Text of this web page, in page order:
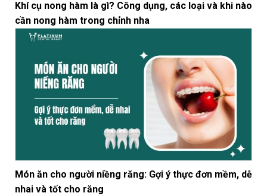
Khí cụ nong hàm là gì? Công dụng, các loại và khi nào
cần nong hàm trong chỉnh nha
Món ăn cho người niềng răng: Gợi ý thực đơn mềm, dễ
nhai và tốt cho răng